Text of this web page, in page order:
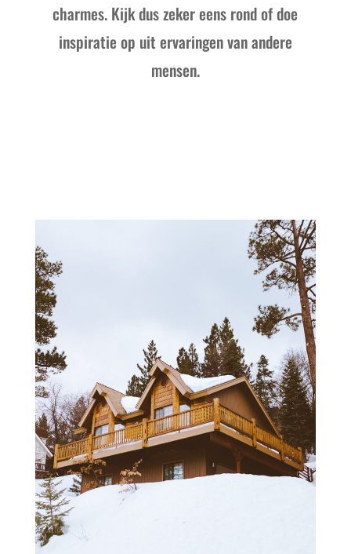
charmes. Kijk dus zeker eens rond of doe
inspiratie op uit ervaringen van andere
mensen.